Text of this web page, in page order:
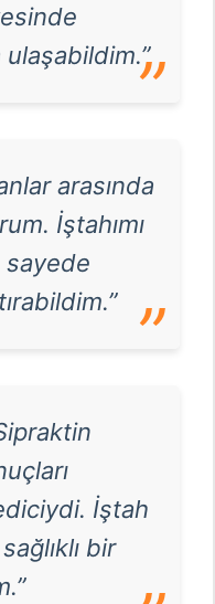
ulaşabildim.”
arasında
İştahımı
İştah
bir